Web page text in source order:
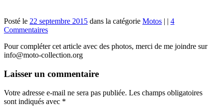
Posté le 22 septembre 2015 dans la catégorie Motos | | 4
Commentaires
Pour compléter cet article avec des photos, merci de me joindre sur
info@moto-collection.org
Laisser un commentaire
Votre adresse e-mail ne sera pas publiée. Les champs obligatoires
sont indiqués avec *